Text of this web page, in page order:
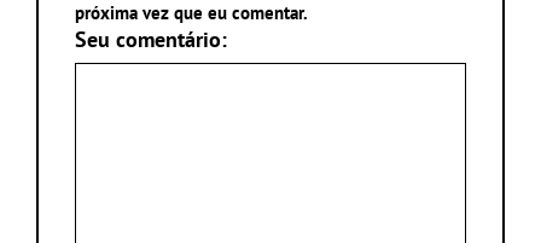
próxima vez que eu comentar.
Seu comentário: